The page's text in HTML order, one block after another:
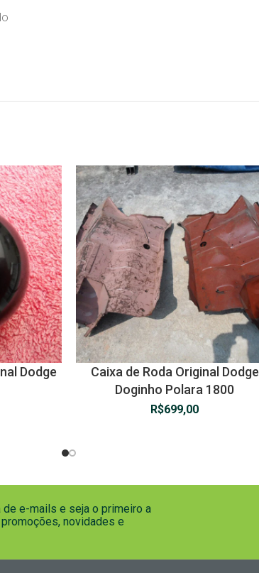
Dodge
Caixa de Roda Original Dodge
Doginho Polara 1800
R$699,00
e-mails e seja o primeiro a
novidades e